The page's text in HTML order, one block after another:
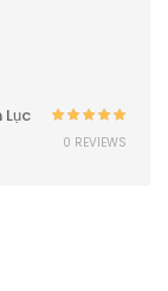
Lục
Được xếp
hạng5.00 5
0 REVIEWS